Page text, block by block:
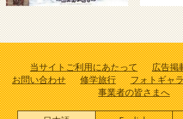
当サイトご利用にあたって 広告掲
お問い合わせ
修学旅行
フォトギャ
事業者の皆さまへ